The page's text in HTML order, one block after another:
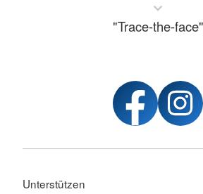
"Trace-the-face"
Unterstützen